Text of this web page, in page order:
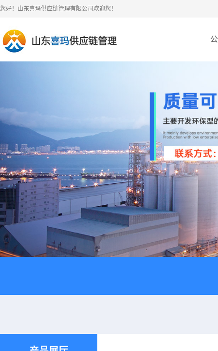
您好！山东喜玛供应链管理有限公司欢迎您！